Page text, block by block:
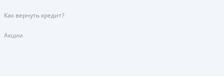
Как вернуть кредит?
Акции